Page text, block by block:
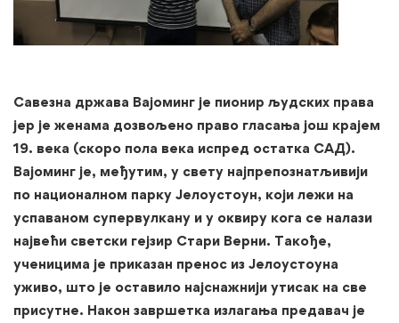
Савезна држава Вајоминг је пионир људских права
јер је женама дозвољено право гласања још крајем
19. века (скоро пола века испред остатка САД).
Вајоминг је, међутим, у свету најпрепознатљивији
по националном парку Јелоустоун, који лежи на
успаваном супервулкану и у оквиру кога се налази
највећи светски гејзир Стари Верни. Такође,
ученицима је приказан пренос из Јелоустоуна
уживо, што је оставило најснажнији утисак на све
присутне. Након завршетка излагања предавач је